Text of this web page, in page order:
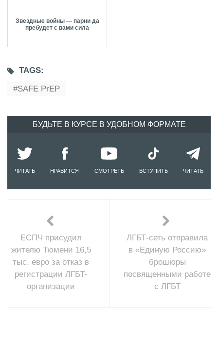
Звездные войны — парни да
пребудет с вами сила
TAGS:
SAFE PrEP
БУДЬТЕ В КУРСЕ В УДОБНОМ ФОРМАТЕ
ЧИТАТЬ НРАВИТСЯ СМОТРЕТЬ ВСТУПИТЬ ЧИТАТЬ
ЕСПЧ присудил
жителю Тюмени 16,5
тыс. евро за отказ в
регистрации ЛГБТ-
организации
ЛГБТ-сеть отправила
в «Единую Россию»
брошюры
посвященными работе
с ЛГБТ